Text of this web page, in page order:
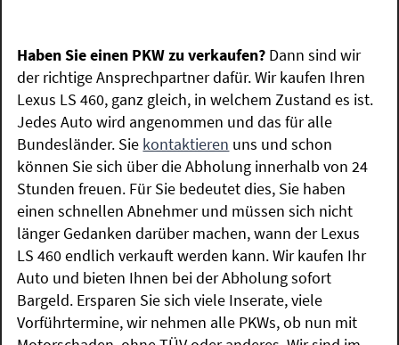
Haben Sie einen PKW zu verkaufen? Dann sind wir
der richtige Ansprechpartner dafür. Wir kaufen Ihren
Lexus LS 460, ganz gleich, in welchem Zustand es ist.
Jedes Auto wird angenommen und das für alle
Bundesländer. Sie kontaktieren uns und schon
können Sie sich über die Abholung innerhalb von 24
Stunden freuen. Für Sie bedeutet dies, Sie haben
einen schnellen Abnehmer und müssen sich nicht
länger Gedanken darüber machen, wann der Lexus
LS 460 endlich verkauft werden kann. Wir kaufen Ihr
Auto und bieten Ihnen bei der Abholung sofort
Bargeld. Ersparen Sie sich viele Inserate, viele
Vorführtermine, wir nehmen alle PKWs, ob nun mit